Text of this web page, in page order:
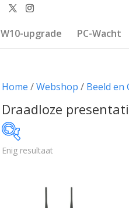
W10-upgrade PC-Wacht
Home /Webshop / Beeld en
Draadloze
Enig resultaat